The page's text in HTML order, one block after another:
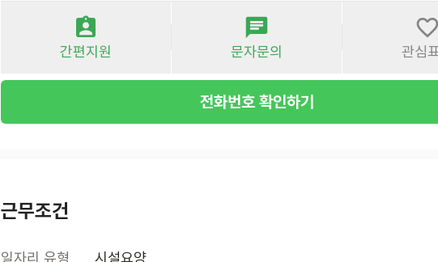
간편지원 문자문의 관심
전화번호 확인하기
근무조건
일자리 유형 시설요양